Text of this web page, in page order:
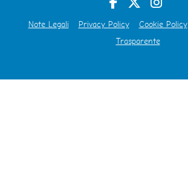
Note Legali Privacy Policy Cookie Policy
Trasparente